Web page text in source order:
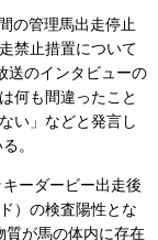
の管理馬出走停止
禁止措置について
送のインタビューの
何も間違ったこと
い」などと発言し
。
ーダービー出走後
）の検査陽性とな
質が馬の体内に存在